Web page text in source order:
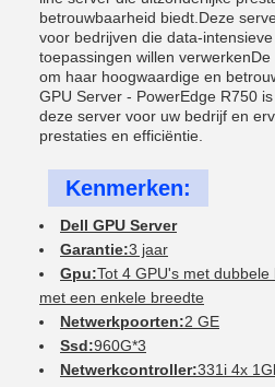
betrouwbaarheid biedt.Deze
voor bedrijven die data-
toepassingen willen
om haar hoogwaardige en
GPU Server - PowerEdge R750
deze server voor uw bedrijf en
prestaties en efficiëntie.
Kenmerken:
Dell GPU Server
Garantie:3 jaar
Gpu:Tot 4 GPU's met
met een enkele breedte
Netwerkpoorten:2 GE
Ssd:960G*3
Netwerkcontroller:331i 4x